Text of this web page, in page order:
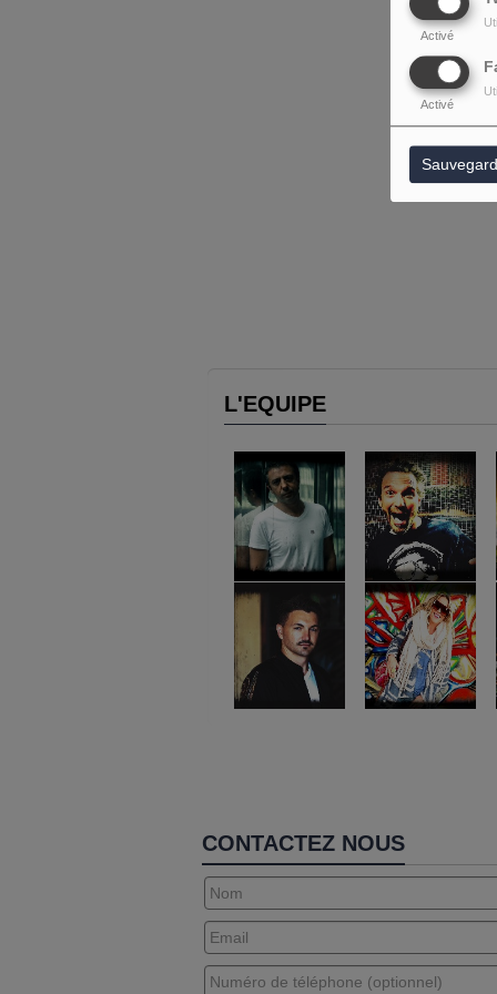
Activé
Activé
L'EQUIPE
CONTACTEZ NOUS